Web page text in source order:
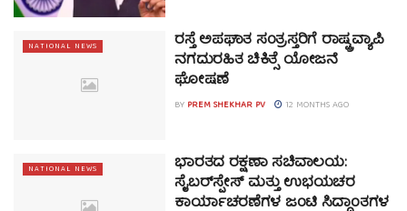
NATIONAL NEWS ರಸ್ತೆ ಅಪಘಾತ ಸಂತ್ರಸ್ತರಿಗೆ ರಾಷ್ಟ್ರವ್ಯಾಪಿ
ನಗದುರಹಿತ ಚಿಕಿತ್ಸೆ ಯೋಜನೆ
ಘೋಷಣೆ
BY PREM SHEKHAR PV 12 MONTHS AGO
NATIONAL NEWS ಭಾರತದ ರಕ್ಷಣಾ ಸಚಿವಾಲಯ:
ಸೈಬರ್‌ಸ್ಪೇಸ್ ಮತ್ತು ಉಭಯಚರ
ಕಾರ್ಯಾಚರಣೆಗಳ ಜಂಟಿ ಸಿದ್ಧಾಂತಗಳ